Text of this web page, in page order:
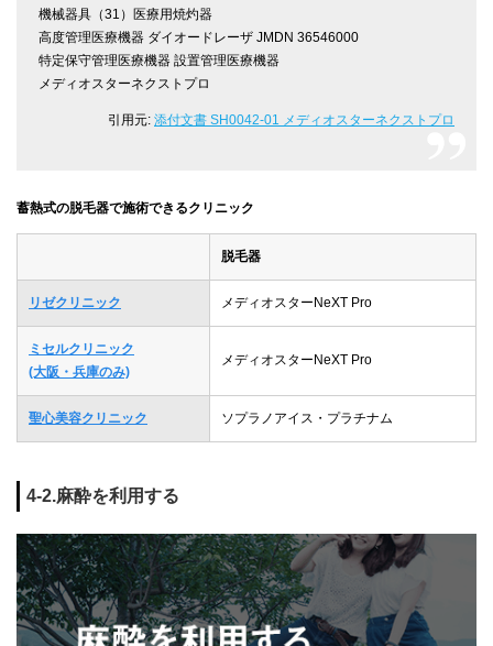
機械器具（31）医療用焼灼器
高度管理医療機器 ダイオードレーザ JMDN 36546000
特定保守管理医療機器 設置管理医療機器
メディオスターネクストプロ
引用元: 添付文書 SH0042-01 メディオスターネクストプロ
蓄熱式の脱毛器で施術できるクリニック
脱毛器
リゼクリニック メディオスターNeXT Pro
ミセルクリニック
(大阪・兵庫のみ)
メディオスターNeXT Pro
聖心美容クリニック ソプラノアイス・プラチナム
4-2.麻酔を利用する